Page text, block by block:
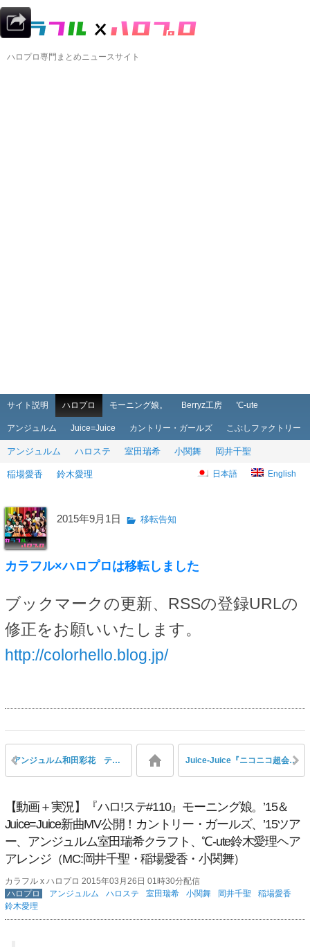
ハロプロ専門まとめニュースサイト
メインメニュー
メインコンテンツへ移動
サブコンテンツへ移動
サイト説明 ハロプロ モーニング娘。 Berryz工房 ℃-ute
アンジュルム Juice=Juice カントリー・ガールズ こぶしファクトリー
アンジュルム ハロステ 室田瑞希 小関舞 岡井千聖
稲場愛香 鈴木愛理 日本語 English
2015年9月1日 移転告知
カラフル×ハロプロは移転しました
ブックマークの更新、RSSの登録URLの
修正をお願いいたします。
http://colorhello.blog.jp/
アンジュルム和田彩花 テレ東の新番組『チャージ730!』のお天気お姉さんに抜擢 Juice-Juice『ニコニコ超会議2015』出演決定
【動画＋実況】『ハロ!ステ#110』モーニング娘。’15＆
Juice=Juice新曲MV公開！カントリー・ガールズ、’15ツア
ー、アンジュルム室田瑞希クラフト、℃-ute鈴木愛理ヘア
アレンジ（MC:岡井千聖・稲場愛香・小関舞）
カラフル x ハロプロ 2015年03月26日 01時30分配信
ハロプロ
アンジュルム ハロステ 室田瑞希 小関舞 岡井千聖
稲場愛香
鈴木愛理